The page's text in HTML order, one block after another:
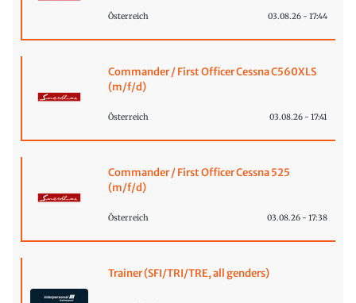
Österreich 03.08.26 - 17:44
Commander / First Officer Cessna C560XLS
(m/f/d)
Österreich 03.08.26 - 17:41
Commander / First Officer Cessna 525
(m/f/d)
Österreich 03.08.26 - 17:38
Trainer (SFI/TRI/TRE, all genders)